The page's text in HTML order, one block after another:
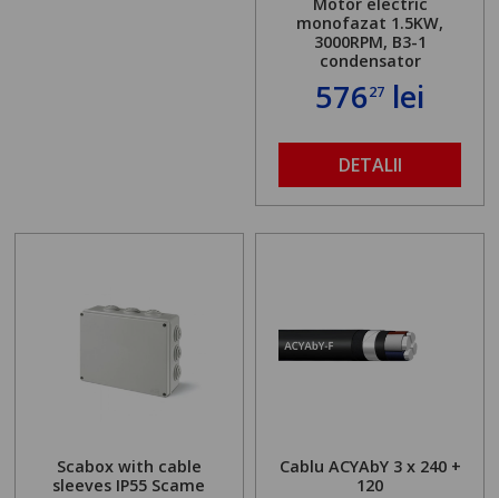
monofazat 1.5KW,
3000RPM, B3-1
condensator
57627 lei
DETALII
Scabox with cable
sleeves IP55 Scame
Cablu ACYAbY 3 x 240 +
120